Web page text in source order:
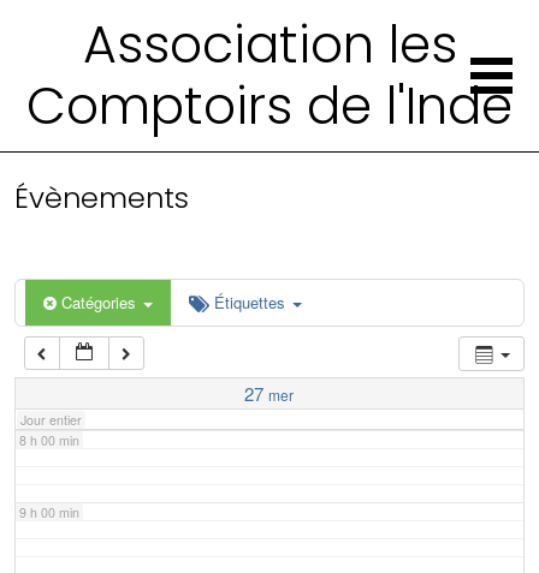
Association les
Comptoirs de l'Inde
Évènements
Catégories Étiquettes
27 mer
Jour entier
4 h 00 min
6 h 00 min
7 h 00 min
8 h 00 min
9 h 00 min